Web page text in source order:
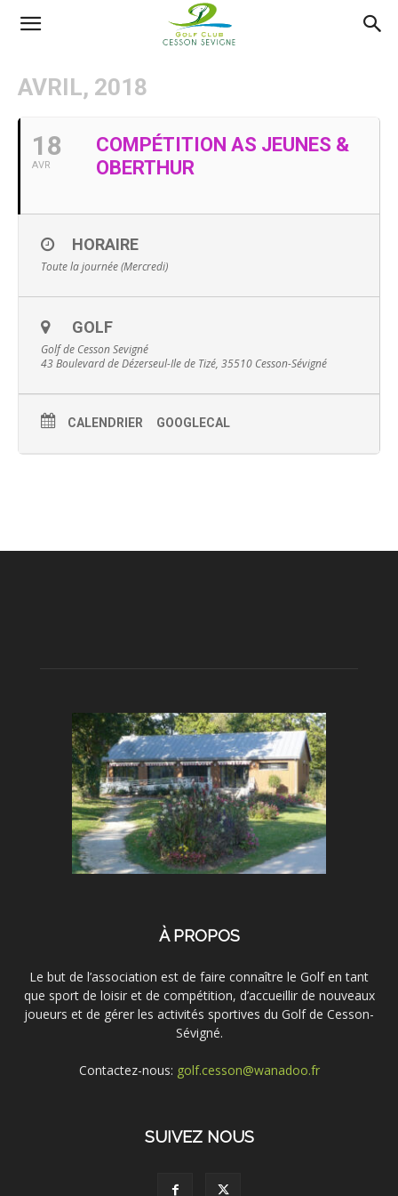
Sevigné
AVRIL, 2018
18
AVR
COMPÉTITION AS JEUNES &
OBERTHUR
HORAIRE
Toute la journée (Mercredi)
GOLF
Golf de Cesson Sevigné
43 Boulevard de Dézerseul-Ile de Tizé, 35510 Cesson-Sévigné
CALENDRIER GOOGLECAL
À PROPOS
Le but de l’association est de faire connaître le Golf en tant
que sport de loisir et de compétition, d’accueillir de nouveaux
joueurs et de gérer les activités sportives du Golf de Cesson-
Sévigné.
Contactez-nous: golf.cesson@wanadoo.fr
SUIVEZ NOUS